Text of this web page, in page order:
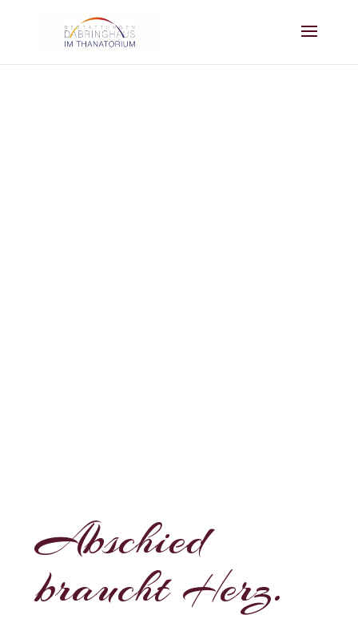
Abschied
braucht Herz.